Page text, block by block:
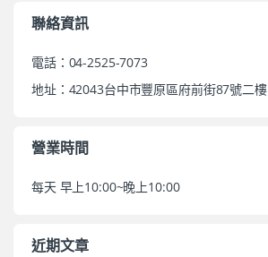
聯絡資訊
電話：04-2525-7073
地址：42043台中市豐原區府前街87號二樓
營業時間
每天 早上10:00~晚上10:00
近期文章